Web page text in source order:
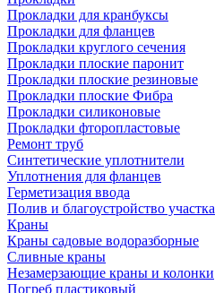
Прокладки для кранбуксы
Прокладки для фланцев
Прокладки круглого сечения
Прокладки плоские паронит
Прокладки плоские резиновые
Прокладки плоские Фибра
Прокладки силиконовые
Прокладки фторопластовые
Ремонт труб
Синтетические уплотнители
Уплотнения для фланцев
Герметизация ввода
Полив и благоустройство участка
Краны
Краны садовые водоразборные
Сливные краны
Незамерзающие краны и колонки
Погреб пластиковый